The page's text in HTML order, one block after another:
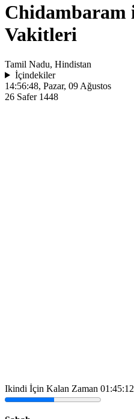
Chidambaram
Vakitleri
Tamil Nadu, Hindistan
İçindekiler
14:56:48, Pazar, 09 Ağustos
26 Safer 1448
Ikindi İçin Kalan Zaman 01:45:12